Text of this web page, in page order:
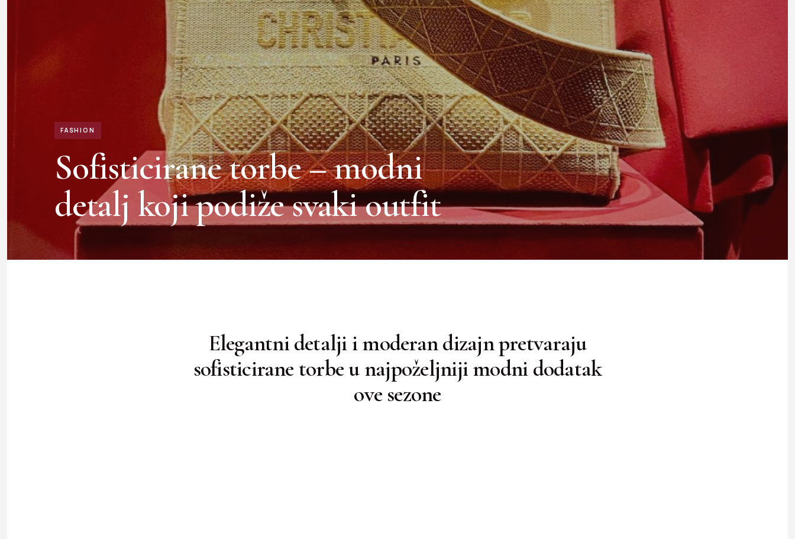
FASHION
Sofisticirane torbe – modni
detalj koji podiže svaki outfit
Elegantni detalji i moderan dizajn pretvaraju
sofisticirane torbe u najpoželjniji modni dodatak
ove sezone